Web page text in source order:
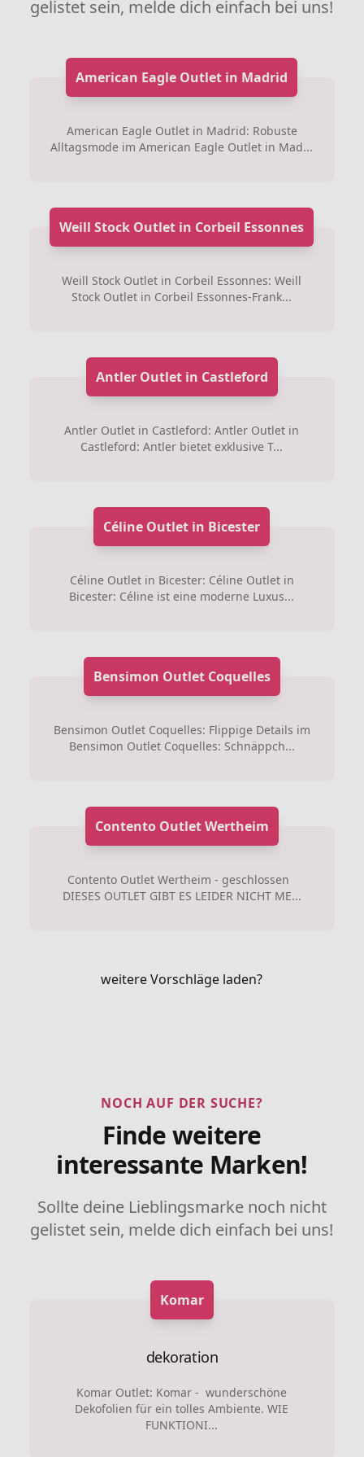
gelistet sein, melde dich einfach bei uns!
American Eagle Outlet in Madrid
American Eagle Outlet in Madrid: Robuste
Alltagsmode im American Eagle Outlet in Mad...
Weill Stock Outlet in Corbeil Essonnes
Weill Stock Outlet in Corbeil Essonnes: Weill
Stock Outlet in Corbeil Essonnes-Frank...
Antler Outlet in Castleford
Antler Outlet in Castleford: Antler Outlet in
Castleford: Antler bietet exklusive T...
Céline Outlet in Bicester
Céline Outlet in Bicester: Céline Outlet in
Bicester: Céline ist eine moderne Luxus...
Bensimon Outlet Coquelles
Bensimon Outlet Coquelles: Flippige Details im
Bensimon Outlet Coquelles: Schnäppch...
Contento Outlet Wertheim
Contento Outlet Wertheim - geschlossen
DIESES OUTLET GIBT ES LEIDER NICHT ME...
weitere Vorschläge laden?
NOCH AUF DER SUCHE?
Finde weitere
interessante Marken!
Sollte deine Lieblingsmarke noch nicht
gelistet sein, melde dich einfach bei uns!
Komar
dekoration
Komar Outlet: Komar - wunderschöne
Dekofolien für ein tolles Ambiente. WIE
FUNKTIONI...